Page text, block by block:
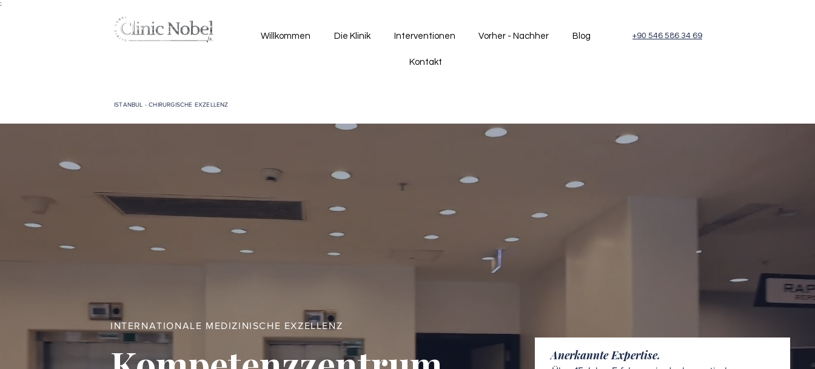
;
Willkommen Die Klinik Interventionen Vorher - Nachher Blog
Kontakt
ISTANBUL - CHIRURGISCHE EXZELLENZ
+90 546 586 34 69
INTERNATIONALE MEDIZINISCHE EXZELLENZ
Anerkannte Expertise.